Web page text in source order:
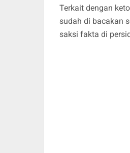
Terkait dengan
sudah di bacakan
saksi fakta di